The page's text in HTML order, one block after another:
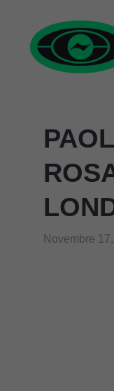
contenuto
Novembre